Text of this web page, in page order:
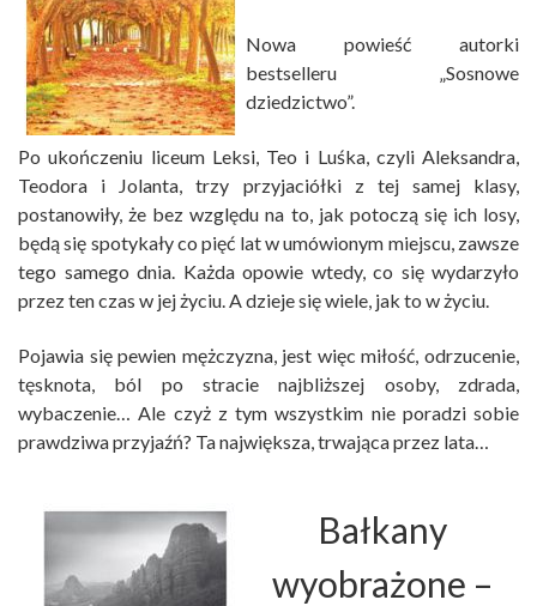
Nowa powieść autorki
bestselleru „Sosnowe
dziedzictwo”.
Po ukończeniu liceum Leksi, Teo i Luśka, czyli Aleksandra,
Teodora i Jolanta, trzy przyjaciółki z tej samej klasy,
postanowiły, że bez względu na to, jak potoczą się ich losy,
będą się spotykały co pięć lat w umówionym miejscu, zawsze
tego samego dnia. Każda opowie wtedy, co się wydarzyło
przez ten czas w jej życiu. A dzieje się wiele, jak to w życiu.
Pojawia się pewien mężczyzna, jest więc miłość, odrzucenie,
tęsknota, ból po stracie najbliższej osoby, zdrada,
wybaczenie… Ale czyż z tym wszystkim nie poradzi sobie
prawdziwa przyjaźń? Ta największa, trwająca przez lata…
Bałkany
wyobrażone –